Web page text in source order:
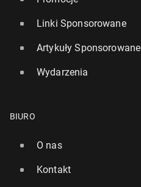
Linki Sponsorowane
Artykuły Sponsorowane
Wydarzenia
BIURO
O nas
Kontakt